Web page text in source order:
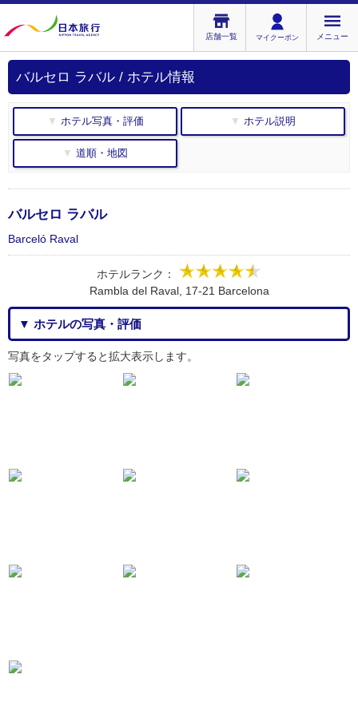
店舗一覧 マイクーポン メニュー
バルセロ ラバル / ホテル情報
▼ ホテル写真・評価 ▼ ホテル説明
▼ 道順・地図
バルセロ ラバル
Barceló Raval
ホテルランク：
Rambla del Raval, 17-21 Barcelona
▼ ホテルの写真・評価
写真をタップすると拡大表示します。